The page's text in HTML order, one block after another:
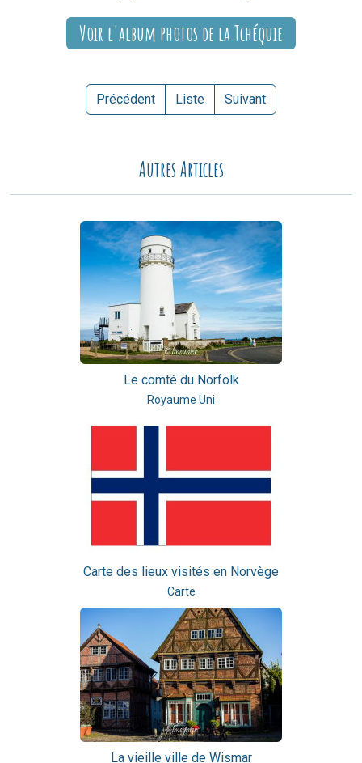
Voir l'album photos de la Tchéquie
Précédent Liste Suivant
Autres Articles
Le comté du Norfolk
Royaume Uni
Carte des lieux visités en Norvège
Carte
La vieille ville de Wismar